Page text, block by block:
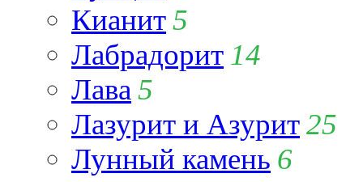
Кианит5
Лабрадорит 14
Лава 5
Лазурит и Азурит25
Лунный камень 6